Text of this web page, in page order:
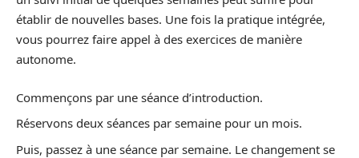
établir de nouvelles bases. Une fois la pratique intégrée,
vous pourrez faire appel à des exercices de manière
autonome.
Commençons par une séance d’introduction.
Réservons deux séances par semaine pour un mois.
Puis, passez à une séance par semaine. Le changement se